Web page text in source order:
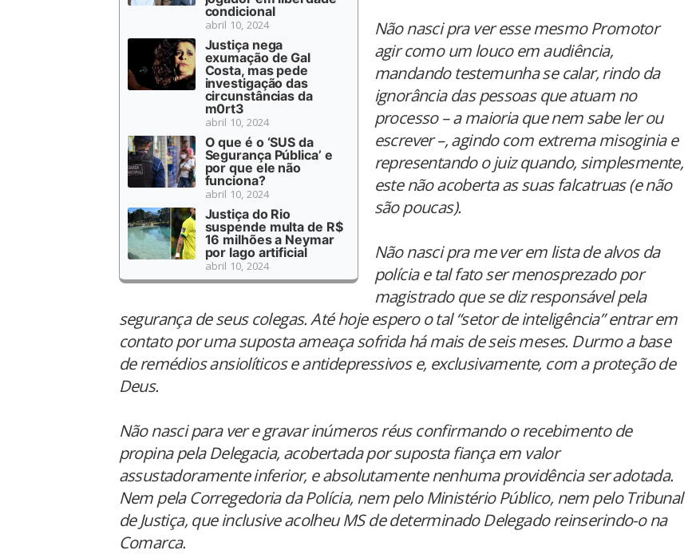
condicional
abril 10, 2024
Justiça nega
exumação de Gal
Costa, mas pede
investigação das
circunstâncias da
m0rt3
abril 10, 2024
O que é o ‘SUS da
Segurança Pública’ e
por que ele não
funciona?
abril 10, 2024
Justiça do Rio
suspende multa de R$
16 milhões a Neymar
por lago artificial
abril 10, 2024
Não nasci pra ver esse mesmo Promotor
agir como um louco em audiência,
mandando testemunha se calar, rindo da
ignorância das pessoas que atuam no
processo – a maioria que nem sabe ler ou
escrever –, agindo com extrema misoginia e
representando o juiz quando, simplesmente,
este não acoberta as suas falcatruas (e não
são poucas).
Não nasci pra me ver em lista de alvos da
polícia e tal fato ser menosprezado por
magistrado que se diz responsável pela
segurança de seus colegas. Até hoje espero o tal “setor de inteligência” entrar em
contato por uma suposta ameaça sofrida há mais de seis meses. Durmo a base
de remédios ansiolíticos e antidepressivos e, exclusivamente, com a proteção de
Deus.
Não nasci para ver e gravar inúmeros réus confirmando o recebimento de
propina pela Delegacia, acobertada por suposta fiança em valor
assustadoramente inferior, e absolutamente nenhuma providência ser adotada.
Nem pela Corregedoria da Polícia, nem pelo Ministério Público, nem pelo Tribunal
de Justiça, que inclusive acolheu MS de determinado Delegado reinserindo-o na
Comarca.